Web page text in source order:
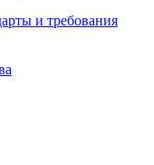
и требования